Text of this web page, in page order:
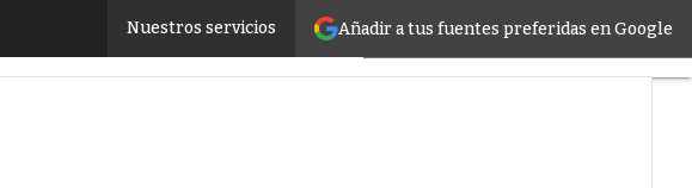
Añadir a tus fuentes preferidas en Google
Nuestros servicios
Datacenter infrastructure